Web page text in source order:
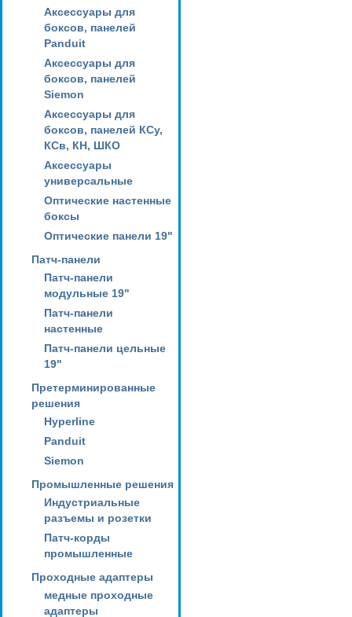
Аксессуары для
боксов, панелей
Panduit
Аксессуары для
боксов, панелей
Siemon
Аксессуары для
боксов, панелей КСу,
КСв, КН, ШКО
Аксессуары
универсальные
Оптические настенные
боксы
Оптические панели 19"
Патч-панели
Патч-панели
модульные 19"
Патч-панели
настенные
Патч-панели цельные
19"
Претерминированные
решения
Hyperline
Panduit
Siemon
Промышленные решения
Индустриальные
разъемы и розетки
Патч-корды
промышленные
Проходные адаптеры
медные проходные
адаптеры